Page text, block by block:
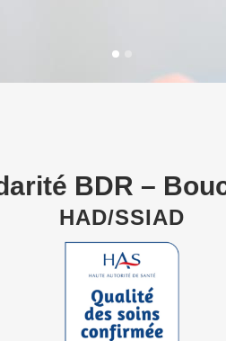
BDR –
HAD/SSIAD